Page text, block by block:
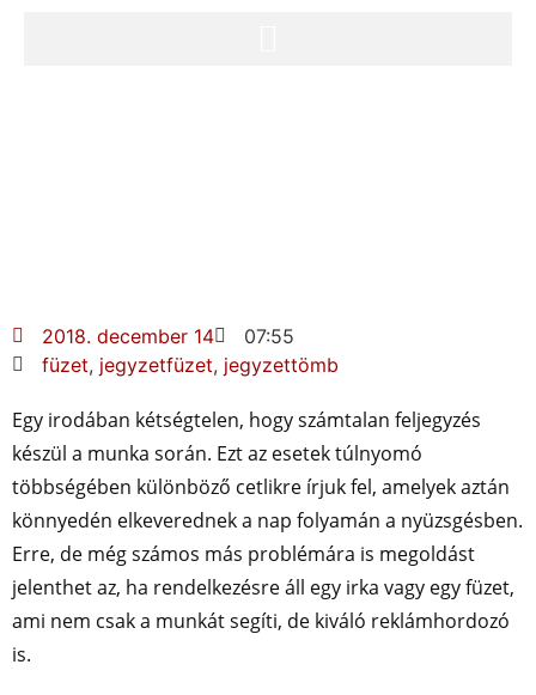
2018. december 14
07:55
füzet, jegyzetfüzet, jegyzettömb
Egy irodában kétségtelen, hogy számtalan feljegyzés
készül a munka során. Ezt az esetek túlnyomó
többségében különböző cetlikre írjuk fel, amelyek aztán
könnyedén elkeverednek a nap folyamán a nyüzsgésben.
Erre, de még számos más problémára is megoldást
jelenthet az, ha rendelkezésre áll egy irka vagy egy füzet,
ami nem csak a munkát segíti, de kiváló reklámhordozó
is.